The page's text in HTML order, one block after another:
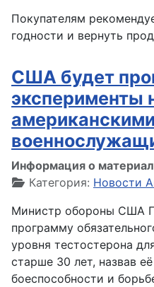
Покупателям
годности и вернуть
США будет
эксперименты
американскими
Информация о
Категория: Новости
Министр обороны США
программу
уровня тестостерона
старше 30 лет, назвав
боеспособности и